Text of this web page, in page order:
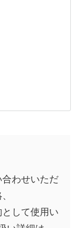
わせいただ
して使用い